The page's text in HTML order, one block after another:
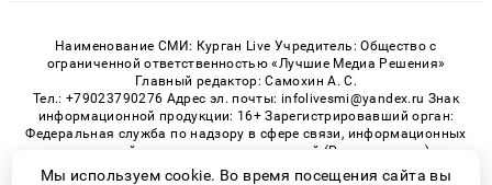
Наименование СМИ: Курган Live Учредитель: Общество с
ограниченной ответственностью «Лучшие Медиа Решения»
Главный редактор: Самохин А. С.
Тел.: +79023790276 Адрес эл. почты: infolivesmi@yandex.ru Знак
информационной продукции: 16+ Зарегистрировавший орган:
Федеральная служба по надзору в сфере связи, информационных
технологий и массовых коммуникаций (Роскомнадзор)
Регистрационный номер СМИ ЭЛ № ФС 77 - 82535 от 21.01.2022
Мы используем cookie. Во время посещения сайта вы